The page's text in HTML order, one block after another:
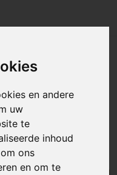
en andere
uw
te
inhoud
ons
en om te
niet
te koop